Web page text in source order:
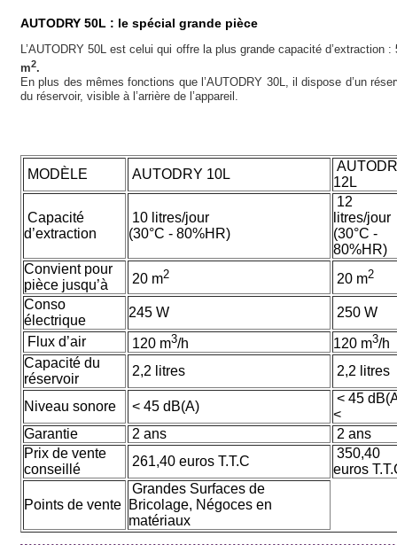
AUTODRY 50L : le spécial grande pièce
L’AUTODRY 50L est celui qui offre la plus grande capacité d’extraction :
m2.
En plus des mêmes fonctions que l’AUTODRY 30L, il dispose d’un
du réservoir, visible à l’arrière de l’appareil.
MODÈLE AUTODRY 10L
12L
Capacité
d’extraction
10 litres/jour
(30°C - 80%HR)
12
litres/jour
(30°C -
80%HR)
Convient pour
pièce jusqu’à
20 m2 20 m2
Conso
électrique
245 W
250 W
Flux d’air
120 m3/h 120 m3/h
Capacité du
réservoir
2,2 litres 2,2 litres
Niveau sonore < 45 dB(A)
< 45
<
Garantie
2 ans
2 ans
Prix de vente
conseillé
261,40 euros T.T.C
350,40
euros
Points de vente
Grandes Surfaces de
Bricolage, Négoces en
matériaux